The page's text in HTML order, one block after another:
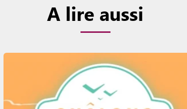
A lire aussi